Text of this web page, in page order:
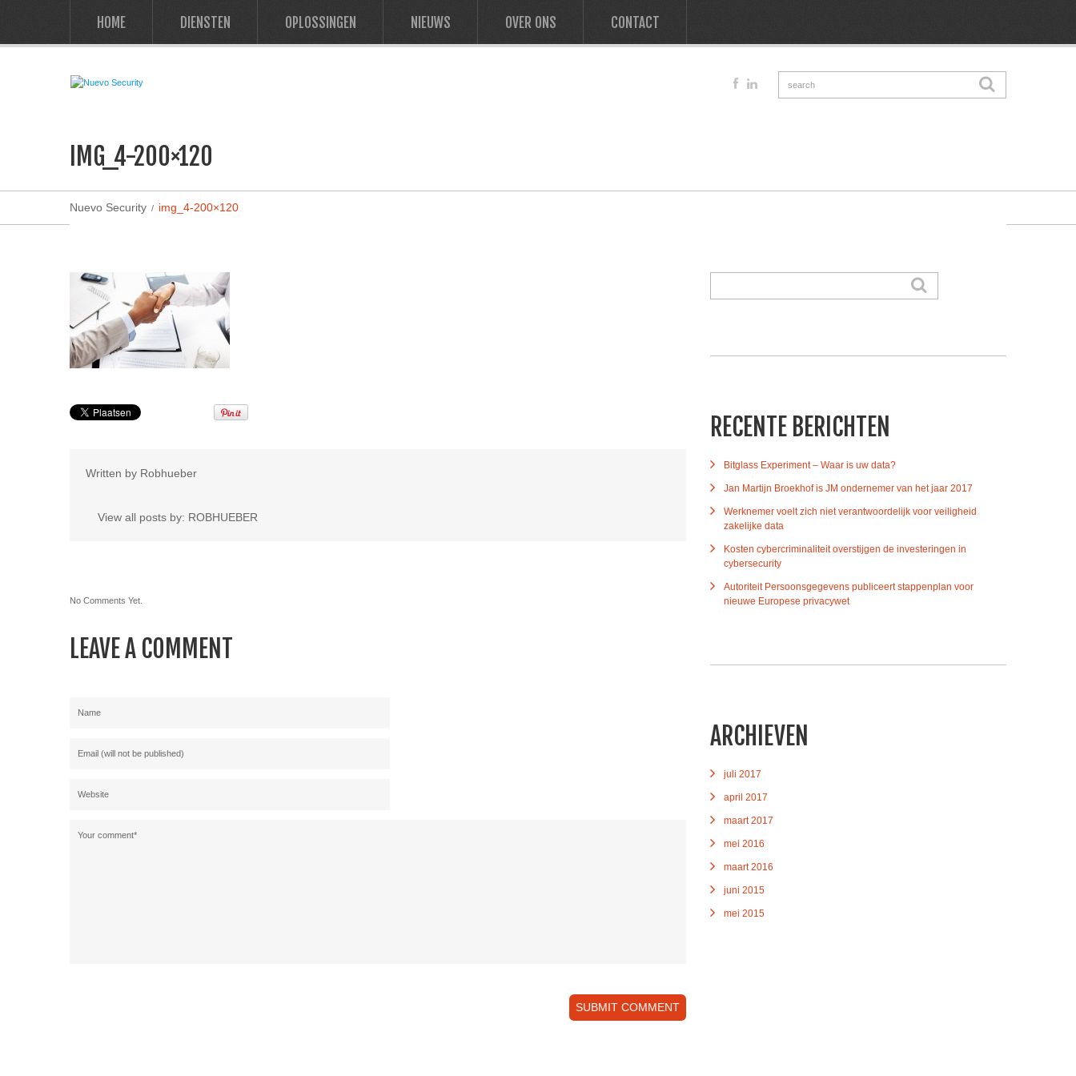
HOME DIENSTEN OPLOSSINGEN NIEUWS OVER ONS CONTACT
IMG_4-200×120
Nuevo Security img_4-200×120
Written by Robhueber
View all posts by: ROBHUEBER
No Comments Yet.
LEAVE A COMMENT
RECENTE BERICHTEN
Bitglass Experiment – Waar is uw data?
Jan Martijn Broekhof is JM ondernemer van het jaar 2017
Werknemer voelt zich niet verantwoordelijk voor veiligheid
zakelijke data
Kosten cybercriminaliteit overstijgen de investeringen in
cybersecurity
Autoriteit Persoonsgegevens publiceert stappenplan voor
nieuwe Europese privacywet
ARCHIEVEN
juli 2017
april 2017
maart 2017
mei 2016
maart 2016
juni 2015
mei 2015